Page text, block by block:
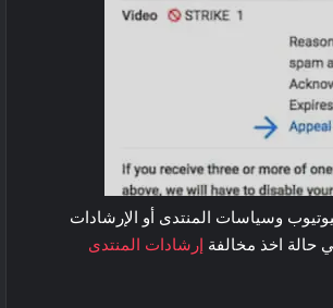
وسياسات المنتدى أو الإرشادات
حالة اخذ مخالفة إرشادات المنتدى